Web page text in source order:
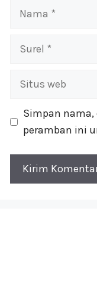
Nama
Surel
Situs
Simpan nama,
peramban ini